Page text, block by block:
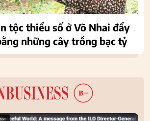
tộc thiểu số ở Võ Nhai đẩy
những cây trồng bạc tỷ